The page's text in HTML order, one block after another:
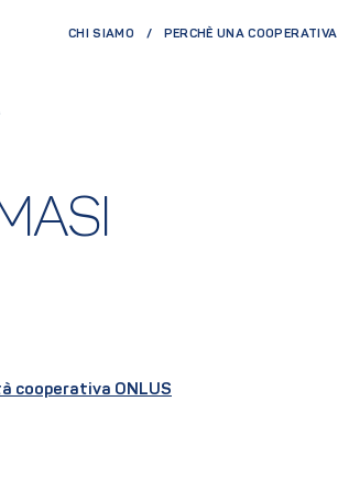
CHI SIAMO PERCHÈ UNA COOPERATIVA
cooperativa ONLUS